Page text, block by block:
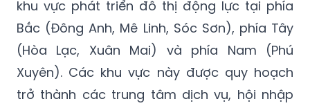
phát triển theo mô hình chùm đô thị, đa
trung tâm. Trọng tâm là việc hình thành các
khu vực phát triển đô thị động lực tại phía
Bắc (Đông Anh, Mê Linh, Sóc Sơn), phía Tây
(Hòa Lạc, Xuân Mai) và phía Nam (Phú